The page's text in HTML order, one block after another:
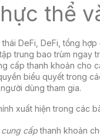
thể
DeFi, DeFi ,tổng hợp
trung bao trùm ngay
cấp thanh khoản cho
biểu quyết trong
dùng tham gia.
xuất hiện trong các
cung cấpthanh khoản